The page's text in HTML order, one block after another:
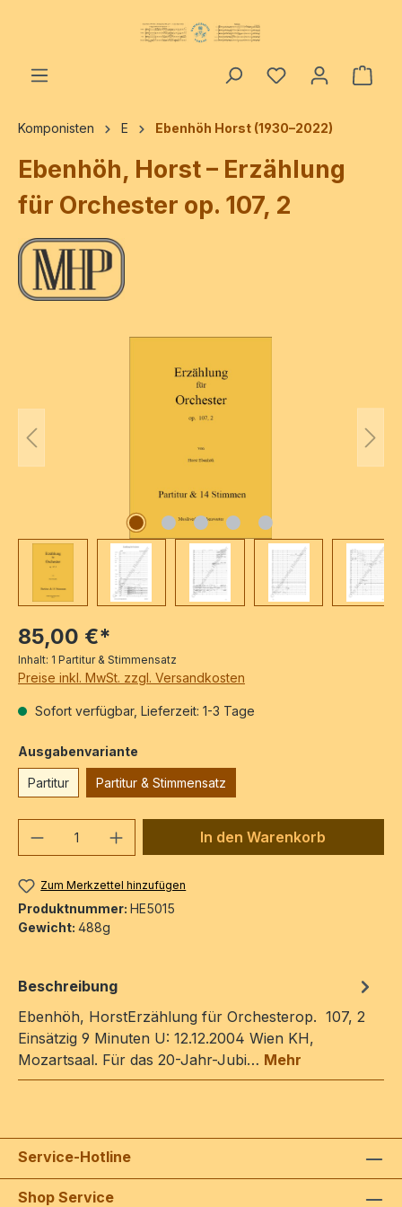
Komponisten E Ebenhöh Horst (1930–2022)
Ebenhöh, Horst – Erzählung
für Orchester op. 107, 2
85,00 €*
Inhalt: 1 Partitur & Stimmensatz
Preise inkl. MwSt. zzgl. Versandkosten
Sofort verfügbar, Lieferzeit: 1-3 Tage
Ausgabenvariante
Partitur Partitur & Stimmensatz
Produkt Anzahl: Gib denIn den Warenkorb
Zum Merkzettel hinzufügen
Produktnummer: HE5015
Gewicht: 488g
Beschreibung
Ebenhöh, HorstErzählung für Orchesterop. 107, 2
Einsätzig 9 Minuten U: 12.12.2004 Wien KH,
Mozartsaal. Für das 20-Jahr-Jubi… Mehr
Service-Hotline
Shop Service